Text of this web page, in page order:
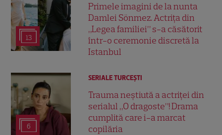
13
Primele imagini de la nunta
Damlei Sönmez. Actrița din
„Legea familiei” s-a căsătorit
într-o ceremonie discretă la
Istanbul
6
SERIALE TURCEŞTI
Trauma neștiută a actriței din
serialul „O dragoste”! Drama
cumplită care i-a marcat
copilăria